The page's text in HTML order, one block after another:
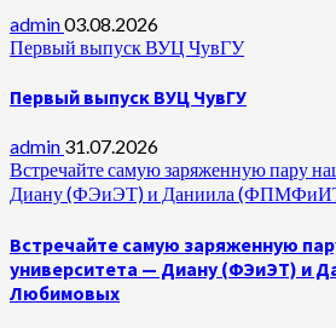
admin03.08.2026
Первый выпуск ВУЦ ЧувГУ
Первый выпуск ВУЦ ЧувГУ
admin 31.07.2026
Встречайте самую заряженную пару
Диану (ФЭиЭТ) и Даниила
Встречайте самую заряженную
университета — Диану (ФЭиЭТ) и
Любимовых